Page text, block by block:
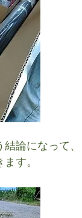
論になって
す。